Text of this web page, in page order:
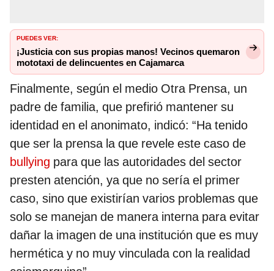
PUEDES VER:
¡Justicia con sus propias manos! Vecinos quemaron
mototaxi de delincuentes en Cajamarca
Finalmente, según el medio Otra Prensa, un
padre de familia, que prefirió mantener su
identidad en el anonimato, indicó: “Ha tenido
que ser la prensa la que revele este caso de
bullying para que las autoridades del sector
presten atención, ya que no sería el primer
caso, sino que existirían varios problemas que
solo se manejan de manera interna para evitar
dañar la imagen de una institución que es muy
hermética y no muy vinculada con la realidad